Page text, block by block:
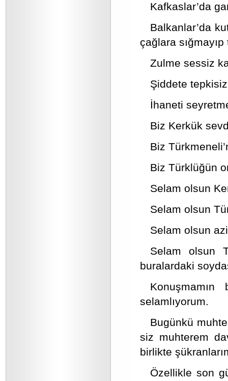
Kafkaslar’da
Balkanlar’da
çağlara sığmayıp
Zulme sessiz
Şiddete
İhaneti
Biz Kerkük
Biz
Biz Türklüğün
Selam olsun
Selam olsun
Selam olsun
Selam olsun
buralardaki
selamlıyorum.
Bugünkü
siz muhterem
birlikte
Özellikle son